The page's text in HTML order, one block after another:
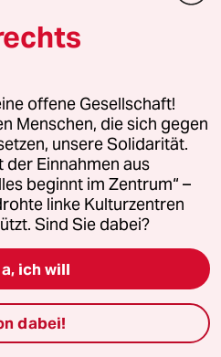
offene Gesellschaft!
Menschen, die sich gegen
unsere Solidarität.
der Einnahmen aus
beginnt im Zentrum“ –
linke Kulturzentren
Sind Sie dabei?
ich will
dabei!